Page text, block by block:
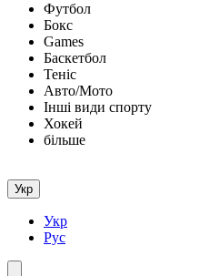
Футбол
Бокс
Games
Баскетбол
Теніс
Авто/Мото
Інші види спорту
Хокей
більше
Укр
Укр
Рус